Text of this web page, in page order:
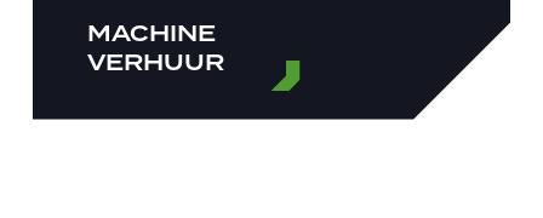
MACHINE
VERHUUR